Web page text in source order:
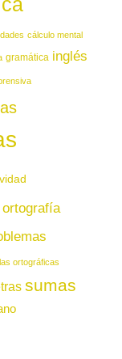
cálculo mental
gramática inglés
ortografía
ortográficas
sumas